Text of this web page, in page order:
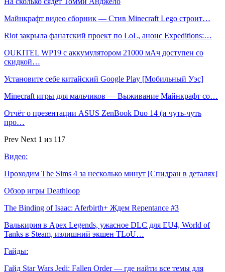
Майнкрафт видео сборник — Стив Minecraft Lego строит…
Riot закрыла фанатский проект по LoL, анонс Expeditions:…
OUKITEL WP19 с аккумулятором 21000 мАч доступен со
скидкой…
Установите себе китайский Google Play [Мобильный Уэс]
Minecraft игры для мальчиков — Выживание Майнкрафт со…
Отчёт о презентации ASUS ZenBook Duo 14 (и чуть-чуть
про…
Prev Next 1 из 117
Видео:
Проходим The Sims 4 за несколько минут [Спидран в деталях]
Обзор игры Deathloop
The Binding of Isaac: Aferbirth+ Ждем Repentance #3
Валькирия в Apex Legends, ужасное DLC для EU4, World of
Tanks в Steam, излишний экшен TLoU…
Гайды:
Гайд Star Wars Jedi: Fallen Order — где найти все темы для